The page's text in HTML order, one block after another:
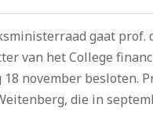
gaat prof.
van het College
november besloten.
die in